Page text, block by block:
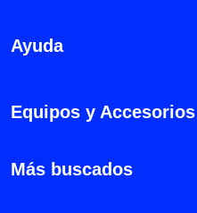
Honor 200 Lite
Honor Magic 6 Lite
Ayuda
Equipos y Accesorios
Más buscados